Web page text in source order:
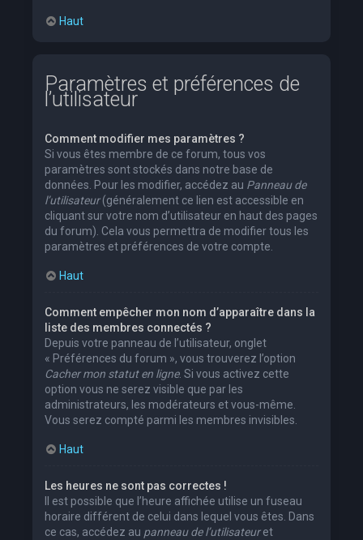
Haut
Paramètres et préférences de
l’utilisateur
Comment modifier mes paramètres ?
Si vous êtes membre de ce forum, tous vos
paramètres sont stockés dans notre base de
données. Pour les modifier, accédez au Panneau de
l’utilisateur(généralement ce lien est accessible en
cliquant sur votre nom d’utilisateur en haut des pages
du forum). Cela vous permettra de modifier tous les
paramètres et préférences de votre compte.
Haut
Comment empêcher mon nom d’apparaître dans la
liste des membres connectés ?
Depuis votre panneau de l’utilisateur, onglet
« Préférences du forum », vous trouverez l’option
Cacher mon statut en ligne. Si vous activez cette
option vous ne serez visible que par les
administrateurs, les modérateurs et vous-même.
Vous serez compté parmi les membres invisibles.
Haut
Les heures ne sont pas correctes !
Il est possible que l’heure affichée utilise un fuseau
horaire différent de celui dans lequel vous êtes. Dans
ce cas, accédez au panneau de l’utilisateuret